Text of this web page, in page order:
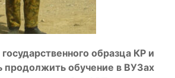
образца КР и
продолжить обучение в ВУЗах